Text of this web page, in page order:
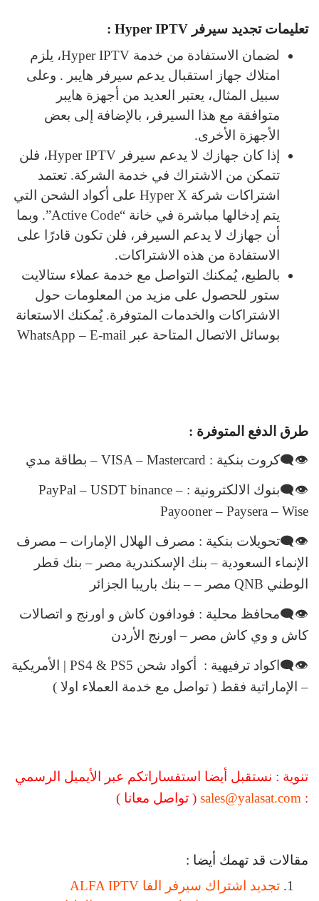
تعليمات تجديد سيرفر Hyper IPTV :
لضمان الاستفادة من خدمة Hyper IPTV، يلزم
امتلاك جهاز استقبال يدعم سيرفر هايبر . وعلى
سبيل المثال، يعتبر العديد من أجهزة هايبر
متوافقة مع هذا السيرفر، بالإضافة إلى بعض
الأجهزة الأخرى.
إذا كان جهازك لا يدعم سيرفر Hyper IPTV، فلن
تتمكن من الاشتراك في خدمة الشركة. تعتمد
اشتراكات شركة Hyper X على أكواد الشحن التي
يتم إدخالها مباشرة في خانة “Active Code”. وبما
أن جهازك لا يدعم السيرفر، فلن تكون قادرًا على
الاستفادة من هذه الاشتراكات.
بالطبع، يُمكنك التواصل مع خدمة عملاء ستالايت
ستور للحصول على مزيد من المعلومات حول
الاشتراكات والخدمات المتوفرة. يُمكنك الاستعانة
بوسائل الاتصال المتاحة عبر WhatsApp – E-mail
طرق الدفع المتوفرة :
👁‍🗨كروت بنكية : VISA – Mastercard – بطاقة مدي
👁‍🗨بنوك الالكترونية : PayPal – USDT binance –
Payooner – Paysera – Wise
👁‍🗨تحويلات بنكية : مصرف الهلال الإمارات – مصرف
الإنماء السعودية – بنك الإسكندرية مصر – بنك قطر
الوطني QNB مصر – – بنك باريبا الجزائر
👁‍🗨محافظ محلية : فودافون كاش و اورنج و اتصالات
كاش و وي كاش مصر – اورنج الأردن
👁‍🗨اكواد ترفيهية : أكواد شحن PS4 & PS5 | الأمريكية
– الإماراتية فقط ( تواصل مع خدمة العملاء اولا )
تنوية : نستقبل أيضا استفساراتكم عبر الأيميل الرسمي
:
sales@yalasat.com ( تواصل معانا )
مقالات قد تهمك أيضا :
تجديد اشتراك سيرفر الفا ALFA IPTV